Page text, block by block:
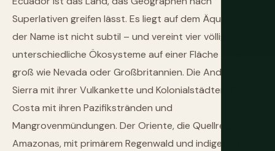
Superlativen greifen lässt. Es liegt auf dem Äquator –
der Name ist nicht subtil – und vereint vier völlig
unterschiedliche Ökosysteme auf einer Fläche etwa so
groß wie Nevada oder Großbritannien. Die Anden-
Sierra mit ihrer Vulkankette und Kolonialstädten. Die
Costa mit ihren Pazifikstränden und
Mangrovenmündungen. Der Oriente, die Quellregion des
Amazonas, mit primärem Regenwald und indigenen